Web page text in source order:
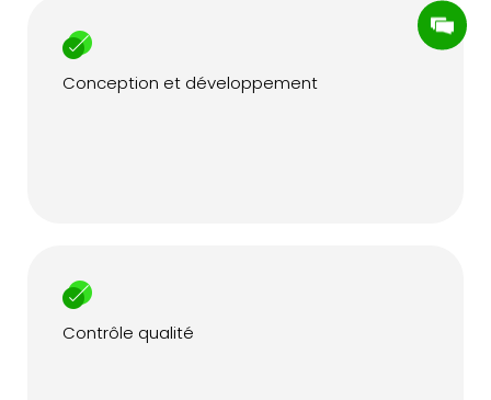
Conception et développement
Contrôle qualité